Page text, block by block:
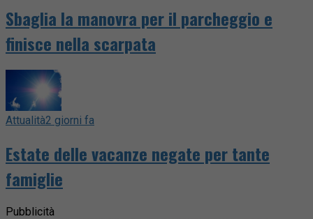
Sbaglia la manovra per il parcheggio e
finisce nella scarpata
Attualità2 giorni fa
Estate delle vacanze negate per tante
famiglie
Pubblicità